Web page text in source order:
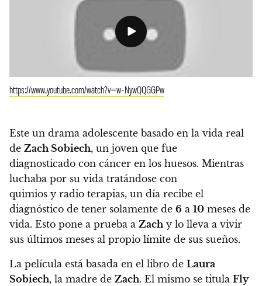
https://www.youtube.com/watch?v=w-NywQQGGPw
Este un drama adolescente basado en la vida real
de Zach Sobiech, un joven que fue
diagnosticado con cáncer en los huesos. Mientras
luchaba por su vida tratándose con
quimios y radio terapias, un día recibe el
diagnóstico de tener solamente de 6 a 10 meses de
vida. Esto pone a prueba a Zachy lo lleva a vivir
sus últimos meses al propio límite de sus sueños.
La película está basada en el libro de Laura
Sobiech, la madre de Zach. El mismo se titula Fly